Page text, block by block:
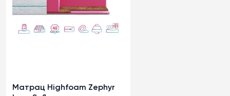
Матрац Highfoam Zephyr